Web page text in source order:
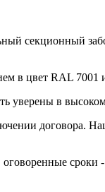
секционный
в цвет RAL
в высоком
договора.